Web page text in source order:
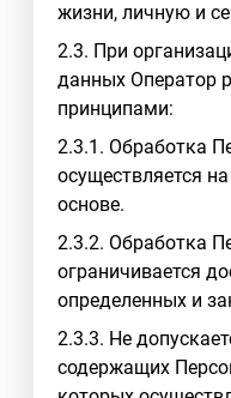
жизни, личную и
2.3. При
данных Оператор
принципами:
2.3.1. Обработка
осуществляется
основе.
2.3.2. Обработка
ограничивается
определенных и
2.3.3. Не
содержащих